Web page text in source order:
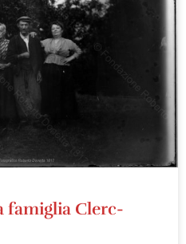
famiglia Clerc-